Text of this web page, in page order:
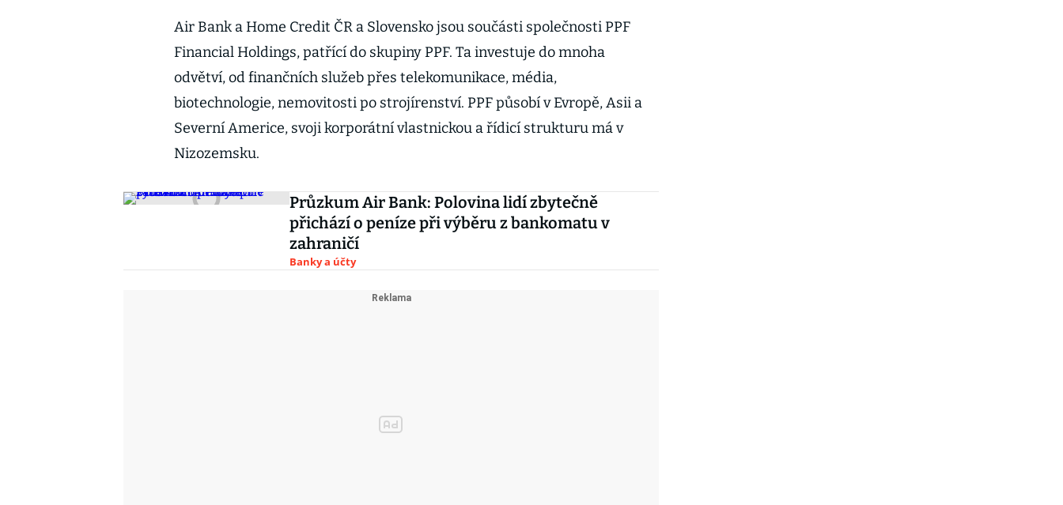
Air Bank a Home Credit ČR a Slovensko jsou součásti společnosti PPF
Financial Holdings, patřící do skupiny PPF. Ta investuje do mnoha
odvětví, od finančních služeb přes telekomunikace, média,
biotechnologie, nemovitosti po strojírenství. PPF působí v Evropě, Asii a
Severní Americe, svoji korporátní vlastnickou a řídicí strukturu má v
Nizozemsku.
Průzkum Air Bank: Polovina lidí zbytečně
přichází o peníze při výběru z bankomatu v
zahraničí
Banky a účty